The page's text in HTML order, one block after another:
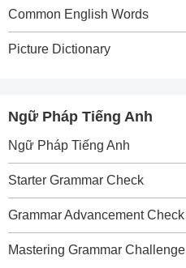
Common English Words
Picture Dictionary
Ngữ Pháp Tiếng Anh
Ngữ Pháp Tiếng Anh
Starter Grammar Check
Grammar Advancement Check
Mastering Grammar Challenge